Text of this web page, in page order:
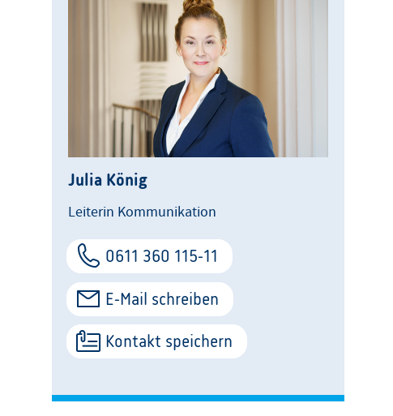
Julia König
Leiterin Kommunikation
0611 360 115-11
E-Mail schreiben
Kontakt speichern